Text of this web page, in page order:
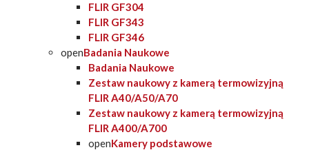
FLIR GF304
FLIR GF343
FLIR GF346
openBadania Naukowe
Badania Naukowe
Zestaw naukowy z kamerą termowizyjną
FLIR A40/A50/A70
Zestaw naukowy z kamerą termowizyjną
FLIR A400/A700
openKamery podstawowe